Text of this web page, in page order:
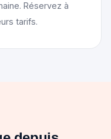
Réservez à
tarifs.